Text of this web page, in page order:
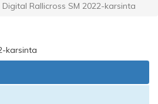
Digital Rallicross SM 2022-karsinta
karsinta